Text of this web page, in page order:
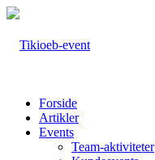
Forside
Artikler
Events
Team-aktiviteter